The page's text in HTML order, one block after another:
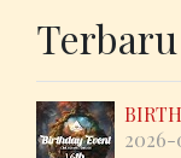
Terbaru
2026-